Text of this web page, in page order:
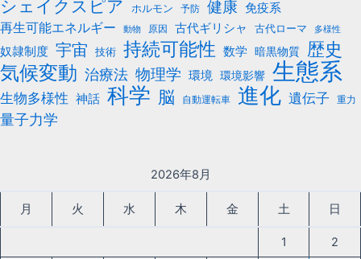
シェイクスピア ホルモン 予防 健康 免疫系
再生可能エネルギー
動物 原因 古代ギリシャ 古代ローマ 多様性
奴隷制度 宇宙 技術 持続可能性 数学 暗黒物質 歴史
気候変動 治療法 物理学 環境 環境影響 生態系
生物多様性 神話 科学 脳 自動運転車 進化 遺伝子 重力
量子力学
2026年8月
月 火 水 木 金 土 日
1 2